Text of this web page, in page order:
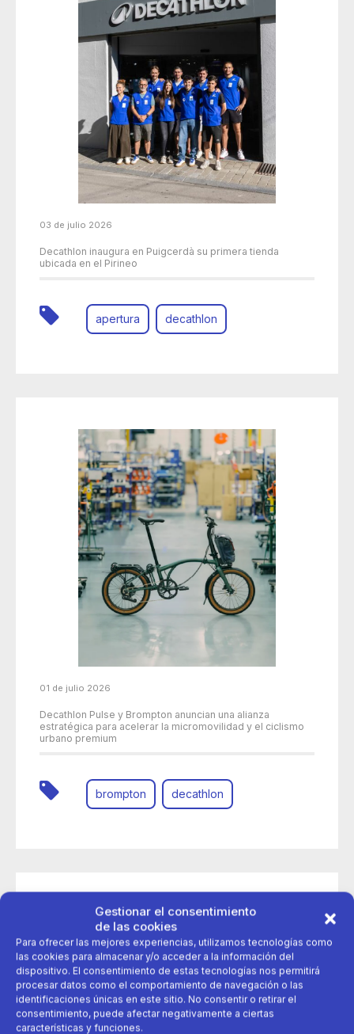
Gestionar el consentimiento
de las cookies
Para ofrecer las mejores experiencias, utilizamos tecnologías como
las cookies para almacenar y/o acceder a la información del
dispositivo. El consentimiento de estas tecnologías nos permitirá
procesar datos como el comportamiento de navegación o las
identificaciones únicas en este sitio. No consentir o retirar el
consentimiento, puede afectar negativamente a ciertas
características y funciones.
03 de julio 2026
Decathlon inaugura en Puigcerdà su primera tienda
ubicada en el Pirineo
apertura decathlon
01 de julio 2026
Decathlon Pulse y Brompton anuncian una alianza
estratégica para acelerar la micromovilidad y el ciclismo
urbano premium
brompton decathlon